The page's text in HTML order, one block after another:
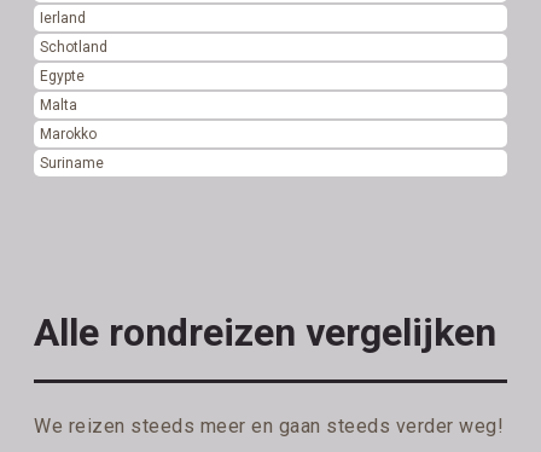
Ierland
Schotland
Egypte
Malta
Marokko
Suriname
Alle rondreizen vergelijken
We reizen steeds meer en gaan steeds verder weg!